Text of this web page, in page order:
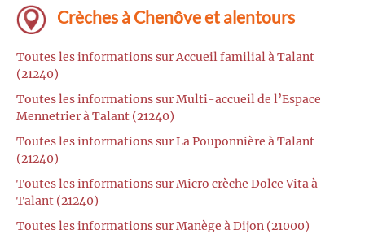
Crèches à Chenôve et alentours
Toutes les informations sur Accueil familial à Talant
(21240)
Toutes les informations sur Multi-accueil de l’Espace
Mennetrier à Talant (21240)
Toutes les informations sur La Pouponnière à Talant
(21240)
Toutes les informations sur Micro crèche Dolce Vita à
Talant (21240)
Toutes les informations sur Manège à Dijon (21000)